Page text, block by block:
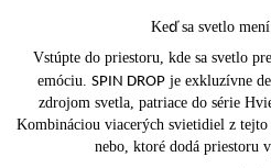
Keď sa svetlo
Vstúpte do priestoru, kde sa svetlo
emóciu. SPIN DROPje exkluzívne
zdrojom svetla, patriace do série
Kombináciou viacerých svietidiel z
nebo, ktoré dodá priestoru